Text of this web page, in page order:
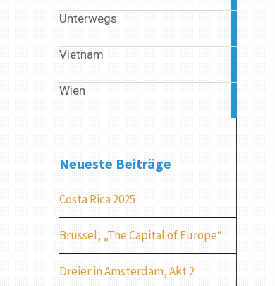
Unterwegs
Vietnam
Wien
Neueste Beiträge
Costa Rica 2025
Brüssel, „The Capital of Europe“
Dreier in Amsterdam, Akt 2